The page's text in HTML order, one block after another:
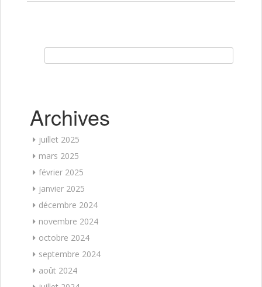
Archives
juillet 2025
mars 2025
février 2025
janvier 2025
décembre 2024
novembre 2024
octobre 2024
septembre 2024
août 2024